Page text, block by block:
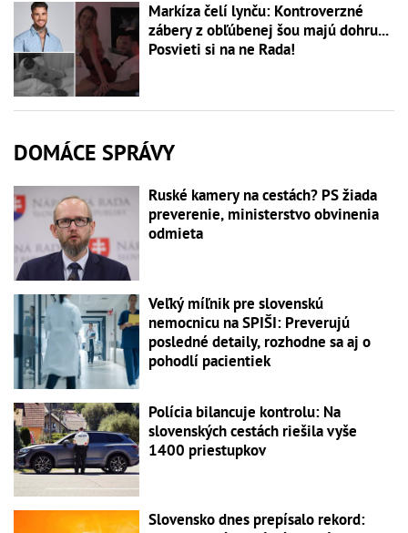
Markíza čelí lynču: Kontroverzné
zábery z obľúbenej šou majú dohru...
Posvieti si na ne Rada!
DOMÁCE SPRÁVY
Ruské kamery na cestách? PS žiada
preverenie, ministerstvo obvinenia
odmieta
Veľký míľnik pre slovenskú
nemocnicu na SPIŠI: Preverujú
posledné detaily, rozhodne sa aj o
pohodlí pacientiek
Polícia bilancuje kontrolu: Na
slovenských cestách riešila vyše
1400 priestupkov
Slovensko dnes prepísalo rekord: